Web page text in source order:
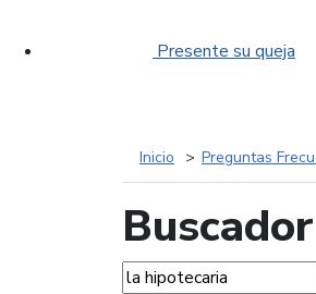
Presente su queja
Inicio Preguntas
Palabras...